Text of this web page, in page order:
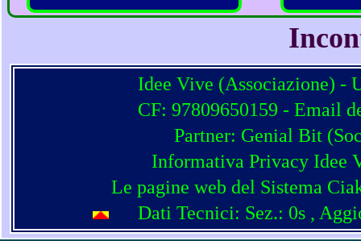
Idee Vive (Associazione) -
CF: 97809650159 - Email
Partner: Genial Bit (
Informativa Privacy Idee
Le pagine web del Sistema
Dati Tecnici: Sez.: 0s ,